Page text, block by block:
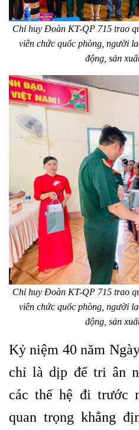
Chỉ huy Đoàn KT-QP 715 trao
viên chức quốc phòng, người
động, sản
Chỉ huy Đoàn KT-QP 715 trao
viên chức quốc phòng, người
động, sản
Kỷ niệm 40 năm
chỉ là dịp để tri ân
các thế hệ đi trước
quan trọng khẳng